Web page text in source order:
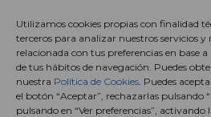
Utilizamos cookies propias con finalidad
terceros para analizar nuestros servicios
relacionada con tus preferencias en base
de tus hábitos de navegación. Puedes
nuestra Política de Cookies. Puedes
el botón “Aceptar”, rechazarlas pulsando
pulsando en “Ver preferencias”, activando
centro
Suscríbete